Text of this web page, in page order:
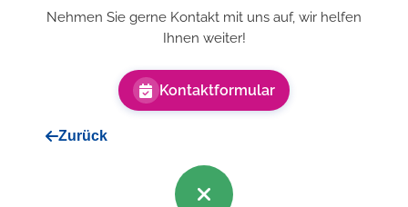
Nehmen Sie gerne Kontakt mit uns auf, wir helfen
Ihnen weiter!
Kontaktformular
Zurück